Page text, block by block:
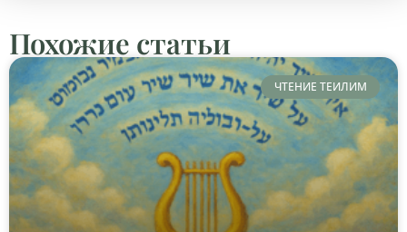
Похожие статьи
ЧТЕНИЕ ТЕИЛИМ